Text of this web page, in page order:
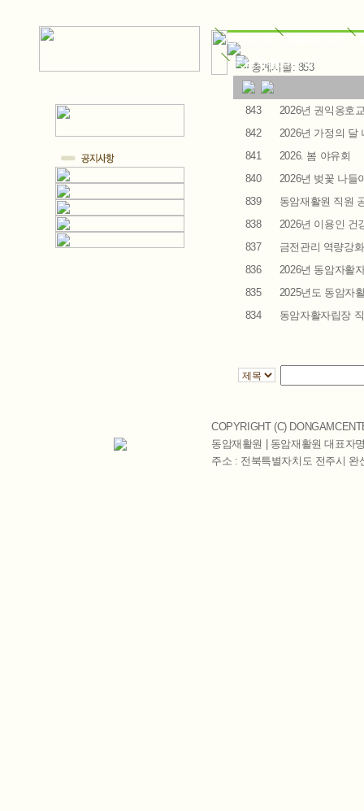
법인소개
동암자활자립장
총게시물: 853
843
2026년 권익옹호
842
2026년 가정의 달
841
2026. 봄 야유회
840
2026년 벚꽃 나들
839
동암재활원 직원
838
2026년 이용인 건
837
금전관리 역량강
836
2026년 동암자활
835
2025년도 동암자
834
동암자활자립장
COPYRIGHT (C)
동암재활원 | 동암재활원 대표자
주소 : 전북특별자치도 전주시 완